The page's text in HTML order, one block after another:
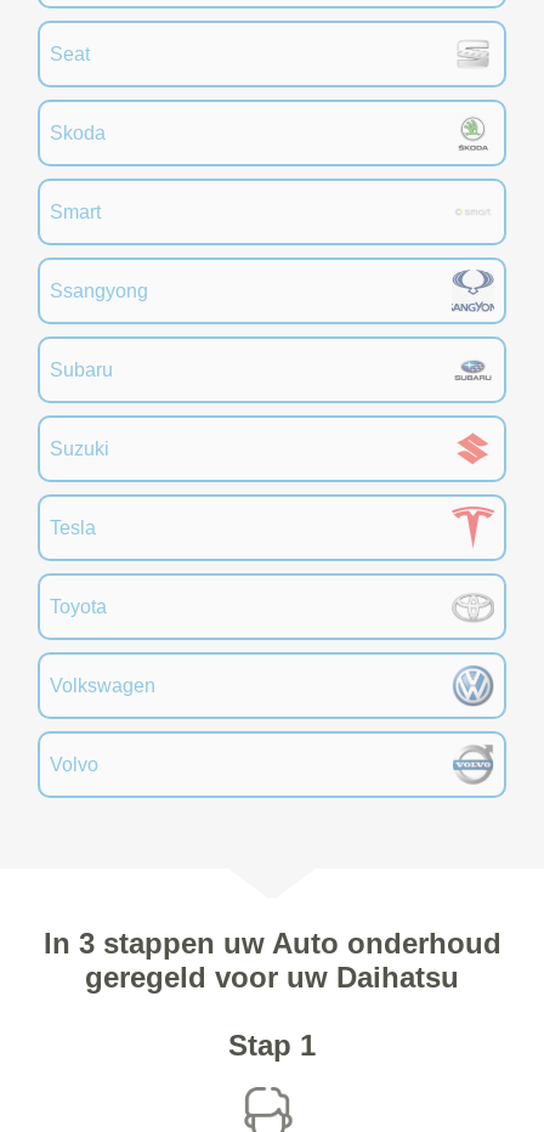
Seat
Skoda
Smart
Ssangyong
Subaru
Suzuki
Tesla
Toyota
Volkswagen
Volvo
In 3 stappen uw Auto onderhoud
geregeld voor uw Daihatsu
Stap 1